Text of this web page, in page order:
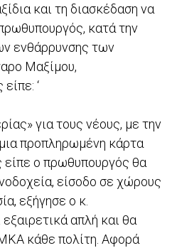
και τη διασκέδαση να
κατά την
ενθάρρυνσης των
Μαξίμου,
‘
για τους νέους, με την
προπληρωμένη κάρτα
ο πρωθυπουργός θα
είσοδο σε χώρους
εξήγησε ο κ.
απλή και θα
κάθε πολίτη. Αφορά